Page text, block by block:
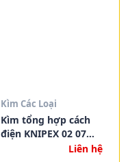
Kìm Các Loại
Kìm tổng hợp cách
điện KNIPEX 02 07
Liên hệ